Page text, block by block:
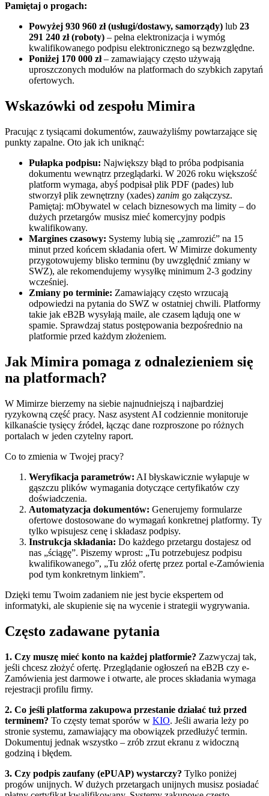
Pamiętaj o progach:
Powyżej 930 960 zł (usługi/dostawy, samorządy) lub 23
291 240 zł (roboty) – pełna elektronizacja i wymóg
kwalifikowanego podpisu elektronicznego są bezwzględne.
Poniżej 170 000 zł– zamawiający często używają
uproszczonych modułów na platformach do szybkich zapytań
ofertowych.
Wskazówki od zespołu Mimira
Pracując z tysiącami dokumentów, zauważyliśmy powtarzające się
punkty zapalne. Oto jak ich uniknąć:
Pułapka podpisu: Największy błąd to próba podpisania
dokumentu wewnątrz przeglądarki. W 2026 roku większość
platform wymaga, abyś podpisał plik PDF (pades) lub
stworzył plik zewnętrzny (xades) zanim go załączysz.
Pamiętaj: mObywatel w celach biznesowych ma limity – do
dużych przetargów musisz mieć komercyjny podpis
kwalifikowany.
Margines czasowy: Systemy lubią się „zamrozić” na 15
minut przed końcem składania ofert. W Mimirze dokumenty
przygotowujemy blisko terminu (by uwzględnić zmiany w
SWZ), ale rekomendujemy wysyłkę minimum 2-3 godziny
wcześniej.
Zmiany po terminie: Zamawiający często wrzucają
odpowiedzi na pytania do SWZ w ostatniej chwili. Platformy
takie jak eB2B wysyłają maile, ale czasem lądują one w
spamie. Sprawdzaj status postępowania bezpośrednio na
platformie przed każdym złożeniem.
Jak Mimira pomaga z odnalezieniem się
na platformach?
W Mimirze bierzemy na siebie najnudniejszą i najbardziej
ryzykowną część pracy. Nasz asystent AI codziennie monitoruje
kilkanaście tysięcy źródeł, łącząc dane rozproszone po różnych
portalach w jeden czytelny raport.
Co to zmienia w Twojej pracy?
Weryfikacja parametrów: AI błyskawicznie wyłapuje w
gąszczu plików wymagania dotyczące certyfikatów czy
doświadczenia.
Automatyzacja dokumentów: Generujemy formularze
ofertowe dostosowane do wymagań konkretnej platformy. Ty
tylko wpisujesz cenę i składasz podpisy.
Instrukcja składania: Do każdego przetargu dostajesz od
nas „ściągę”. Piszemy wprost: „Tu potrzebujesz podpisu
kwalifikowanego”, „Tu złóż ofertę przez portal e-Zamówienia
pod tym konkretnym linkiem”.
Dzięki temu Twoim zadaniem nie jest bycie ekspertem od
informatyki, ale skupienie się na wycenie i strategii wygrywania.
Często zadawane pytania
1. Czy muszę mieć konto na każdej platformie? Zazwyczaj tak,
jeśli chcesz złożyć ofertę. Przeglądanie ogłoszeń na eB2B czy e-
Zamówienia jest darmowe i otwarte, ale proces składania wymaga
rejestracji profilu firmy.
2. Co jeśli platforma zakupowa przestanie działać tuż przed
terminem? To częsty temat sporów w KIO. Jeśli awaria leży po
stronie systemu, zamawiający ma obowiązek przedłużyć termin.
Dokumentuj jednak wszystko – zrób zrzut ekranu z widoczną
godziną i błędem.
3. Czy podpis zaufany (ePUAP) wystarczy? Tylko poniżej
progów unijnych. W dużych przetargach unijnych musisz posiadać